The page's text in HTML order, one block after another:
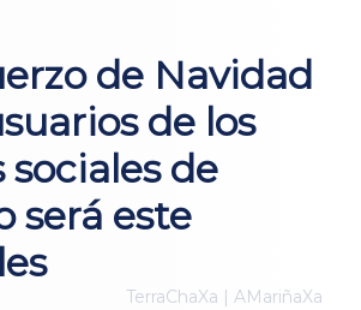
de Navidad
de los
de
será este
TerraChaXa | AMariñaXa